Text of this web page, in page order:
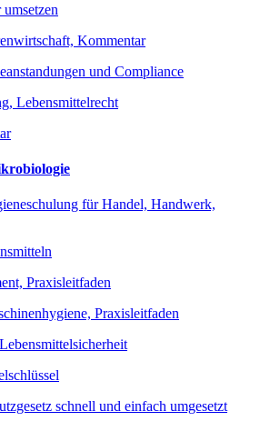
Kommentar
und Compliance
Lebensmittelrecht
für Handel, Handwerk,
Praxisleitfaden
Praxisleitfaden
schnell und einfach umgesetzt